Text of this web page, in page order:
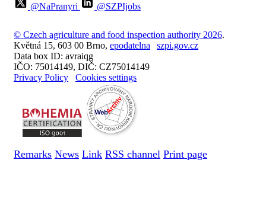
@NaPranyri
@SZPIjobs
© Czech agriculture and food inspection authority 2026.
Květná 15, 603 00 Brno, epodatelna
szpi.gov.cz
Data box ID: avraiqg
IČO: 75014149, DIČ: CZ75014149
Privacy Policy
Cookies settings
Remarks News Link RSS channel Print page